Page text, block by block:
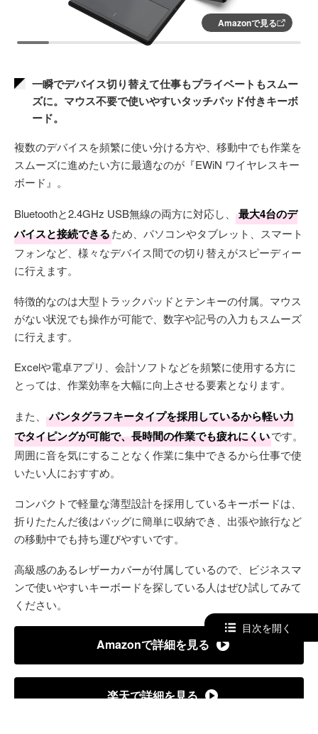
Amazonで見る
一瞬でデバイス切り替えて仕事もプライベートもスムー
ズに。マウス不要で使いやすいタッチパッド付きキーボ
ード。
複数のデバイスを頻繁に使い分ける方や、移動中でも作業を
スムーズに進めたい方に最適なのが『EWiN ワイヤレスキー
ボード』。
Bluetoothと2.4GHz USB無線の両方に対応し、
最大4台のデ
バイスと接続できるため、パソコンやタブレット、スマート
フォンなど、様々なデバイス間での切り替えがスピーディー
に行えます。
特徴的なのは大型トラックパッドとテンキーの付属。マウス
がない状況でも操作が可能で、数字や記号の入力もスムーズ
に行えます。
Excelや電卓アプリ、会計ソフトなどを頻繁に使用する方に
とっては、作業効率を大幅に向上させる要素となります。
また、
パンタグラフキータイプを採用しているから軽い力
でタイピングが可能で、長時間の作業でも疲れにくいです。
周囲に音を気にすることなく作業に集中できるから仕事で使
いたい人におすすめ。
コンパクトで軽量な薄型設計を採用しているキーボードは、
折りたたんだ後はバッグに簡単に収納でき、出張や旅行など
の移動中でも持ち運びやすいです。
高級感のあるレザーカバーが付属しているので、ビジネスマ
ンで使いやすいキーボードを探している人はぜひ試してみて
ください。
Amazonで詳細を見る
楽天で詳細を見る
目次を開く